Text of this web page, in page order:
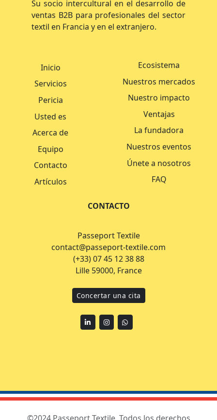
Su socio intercultural en el desarrollo de
ventas B2B para profesionales del sector
textil en Francia y en el extranjero.
Inicio
Servicios
Pericia
Usted es
Acerca de
Equipo
Contacto
Artículos
Ecosistema
Nuestros mercados
Nuestro impacto
Ventajas
La fundadora
Nuestros eventos
Únete a nosotros
FAQ
CONTACTO
Passeport Textile
contact@passeport-textile.com
(+33) 07 45 12 38 88
Lille 59000, France
Concertar una cita
LinkedinInstagramWhatsApp